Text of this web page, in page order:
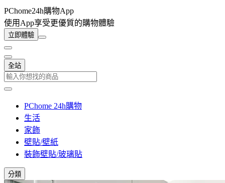
PChome24h購物App
使用App享受更優質的購物體驗
立即體驗
全站
PChome 24h購物
生活
家飾
壁貼/壁紙
裝飾壁貼/玻璃貼
分類